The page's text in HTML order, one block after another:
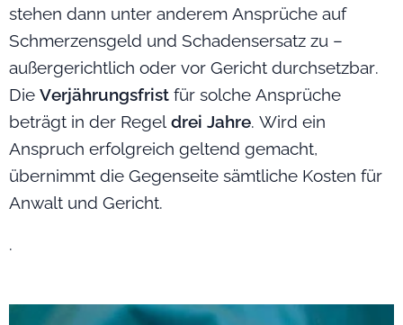
stehen dann unter anderem Ansprüche auf
Schmerzensgeld und Schadensersatz zu –
außergerichtlich oder vor Gericht durchsetzbar.
Die Verjährungsfrist für solche Ansprüche
beträgt in der Regel drei Jahre. Wird ein
Anspruch erfolgreich geltend gemacht,
übernimmt die Gegenseite sämtliche Kosten für
Anwalt und Gericht.
.